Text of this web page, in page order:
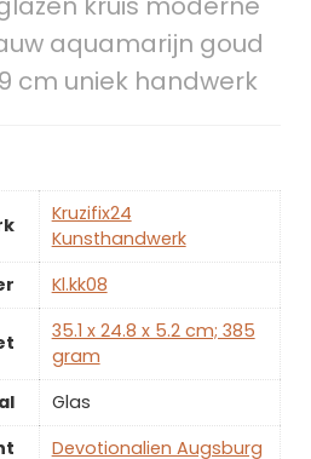
aquamarijn goud
cm uniek handwerk
‎Kruzifix24
Kunsthandwerk
‎Kl.kk08
‎35.1 x 24.8 x 5.2 cm; 385
gram
‎Glas
‎Devotionalien Augsburg